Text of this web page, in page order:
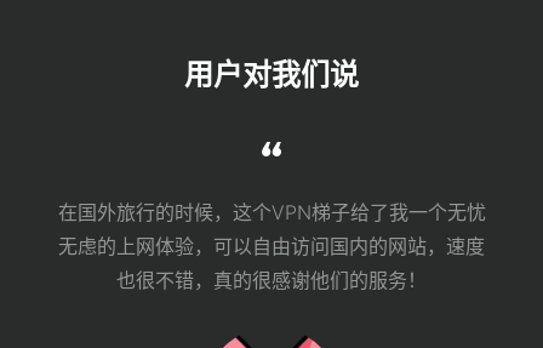
用户对我们说
在国外旅行的时候，这个VPN梯子给了我一个无忧
无虑的上网体验，可以自由访问国内的网站，速度
也很不错，真的很感谢他们的服务！